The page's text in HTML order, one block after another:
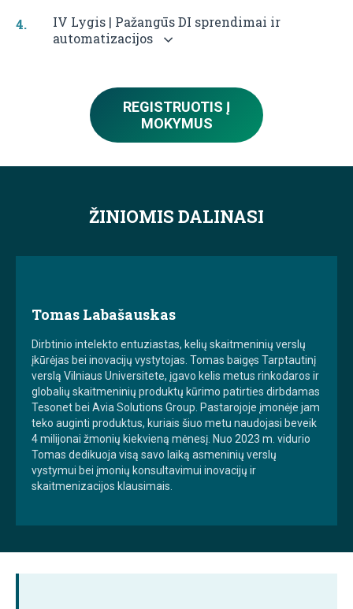
IV Lygis | Pažangūs DI sprendimai ir
automatizacijos
REGISTRUOTIS Į
MOKYMUS
ŽINIOMIS DALINASI
Tomas Labašauskas
Dirbtinio intelekto entuziastas, kelių skaitmeninių verslų
įkūrėjas bei inovacijų vystytojas. Tomas baigęs Tarptautinį
verslą Vilniaus Universitete, įgavo kelis metus rinkodaros ir
globalių skaitmeninių produktų kūrimo patirties dirbdamas
Tesonet bei Avia Solutions Group. Pastarojoje įmonėje jam
teko auginti produktus, kuriais šiuo metu naudojasi beveik
4 milijonai žmonių kiekvieną mėnesį. Nuo 2023 m. vidurio
Tomas dedikuoja visą savo laiką asmeninių verslų
vystymui bei įmonių konsultavimui inovacijų ir
skaitmenizacijos klausimais.